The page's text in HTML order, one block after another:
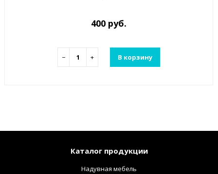
400 руб.
− + В корзину
Каталог продукции
Надувная мебель